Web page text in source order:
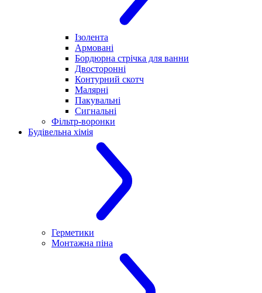
Ізолента
Армовані
Бордюрна стрічка для ванни
Двосторонні
Контурний скотч
Малярні
Пакувальні
Сигнальні
Фільтр-воронки
Будівельна хімія
Герметики
Монтажна піна